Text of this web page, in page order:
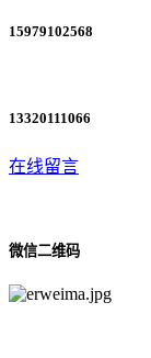
15979102568
13320111066
在线留言
微信二维码